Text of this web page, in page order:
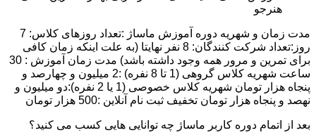
هنرجو
مدت زمان و شهریه دوره آموزش ماساژ :تعداد روزهای کلاس: 7
روز:تعداد شرکت کنندگان: 8 نفر نهایتا (به علت اینکه زمان کافی
برای تمرین و مرور همه وجود داشته باشد) مدت زمان آموزش : 30
ساعت شهریه کلاس گروهی (1 تا 8 نفره) :2 میلیون و چهارصد و
پنجاه هزار تومان شهریه کلاس خصوصی (1 یا 2 نفره):دو میلیون و
نهصد و پنجاه هزار تومان تخفیف ثبت نام آنلاین :500 هزار تومان
بعد از اتمام دوره کاربر ماساژ چه توانایی هایی کسب می کنید؟